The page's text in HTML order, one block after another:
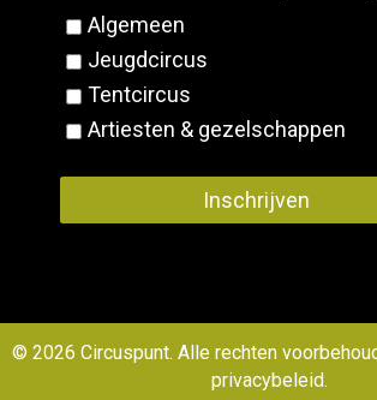
Algemeen
Jeugdcircus
Tentcircus
Artiesten & gezelschappen
Inschrijven
© 2026 Circuspunt. Alle rechten
privacybeleid.